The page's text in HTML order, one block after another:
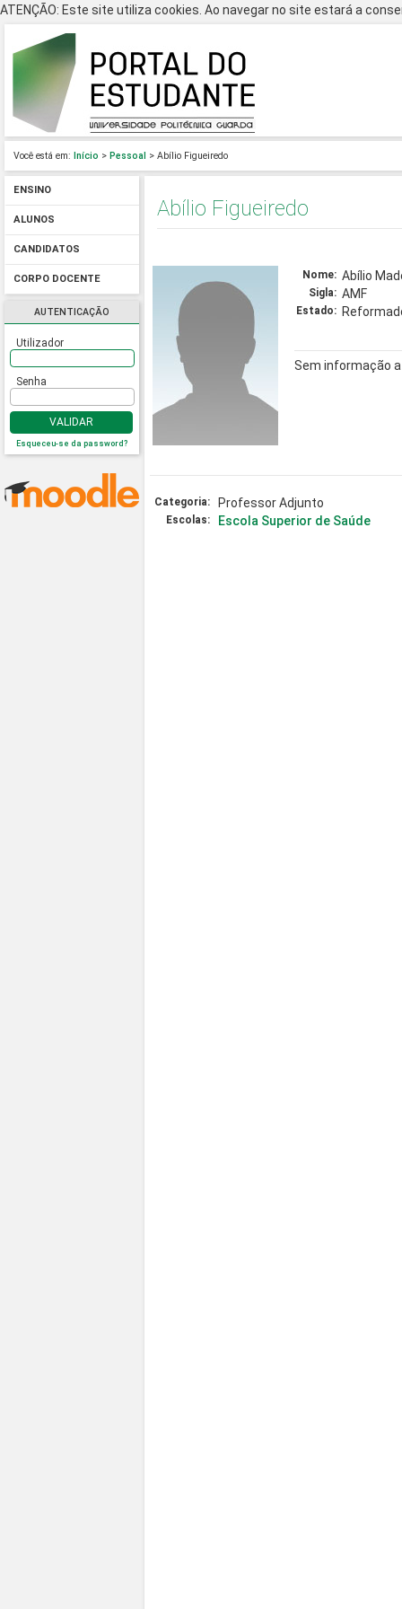
ATENÇÃO: Este site utiliza cookies. Ao navegar no site estará a
Você está em: Início > Pessoal > Abílio Figueiredo
ENSINO
ALUNOS
CANDIDATOS
CORPO DOCENTE
AUTENTICAÇÃO
Utilizador
Senha
VALIDAR
Esqueceu-se da password?
Abílio Figueiredo
Nome: Abílio
Sigla: AMF
Estado:
Sem informação
Categoria: Professor Adjunto
Escolas: Escola Superior de Saúde